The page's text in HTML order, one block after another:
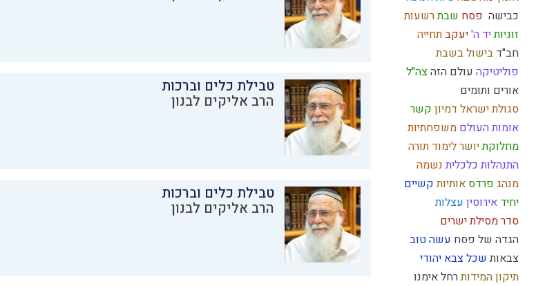
כבישה פסח שבתרשעות
זוגיותיד ה'יעקבתחייה
חב"ד בישול בשבת
פוליטיקה עולם הזהצה"ל
אורים ותומים
סגולת ישראל דמיון קשר
אומות העולם משפחתיות
מחלוקתיושרלימוד תורה
התנהלות כלכלית נשמה
מנהג פרדס אותיותקשיים
יחיד אירוסין עצלות
סדר מסילת ישרים
הגדה של פסח עשה טוב
צבאותשכלצבא יהודי
תיקון המידותרחל אימנו
טבילת כלים וברכות
הרב אליקים לבנון
טבילת כלים וברכות
הרב אליקים לבנון